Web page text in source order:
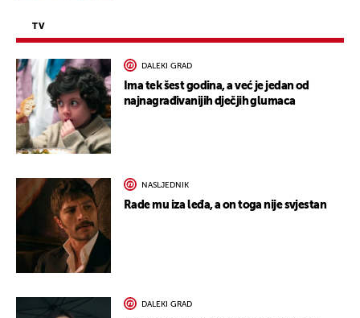
TV
DALEKI GRAD
Ima tek šest godina, a već je jedan od
najnagrađivanijih dječjih glumaca
NASLJEDNIK
Rade mu iza leđa, a on toga nije svjestan
DALEKI GRAD